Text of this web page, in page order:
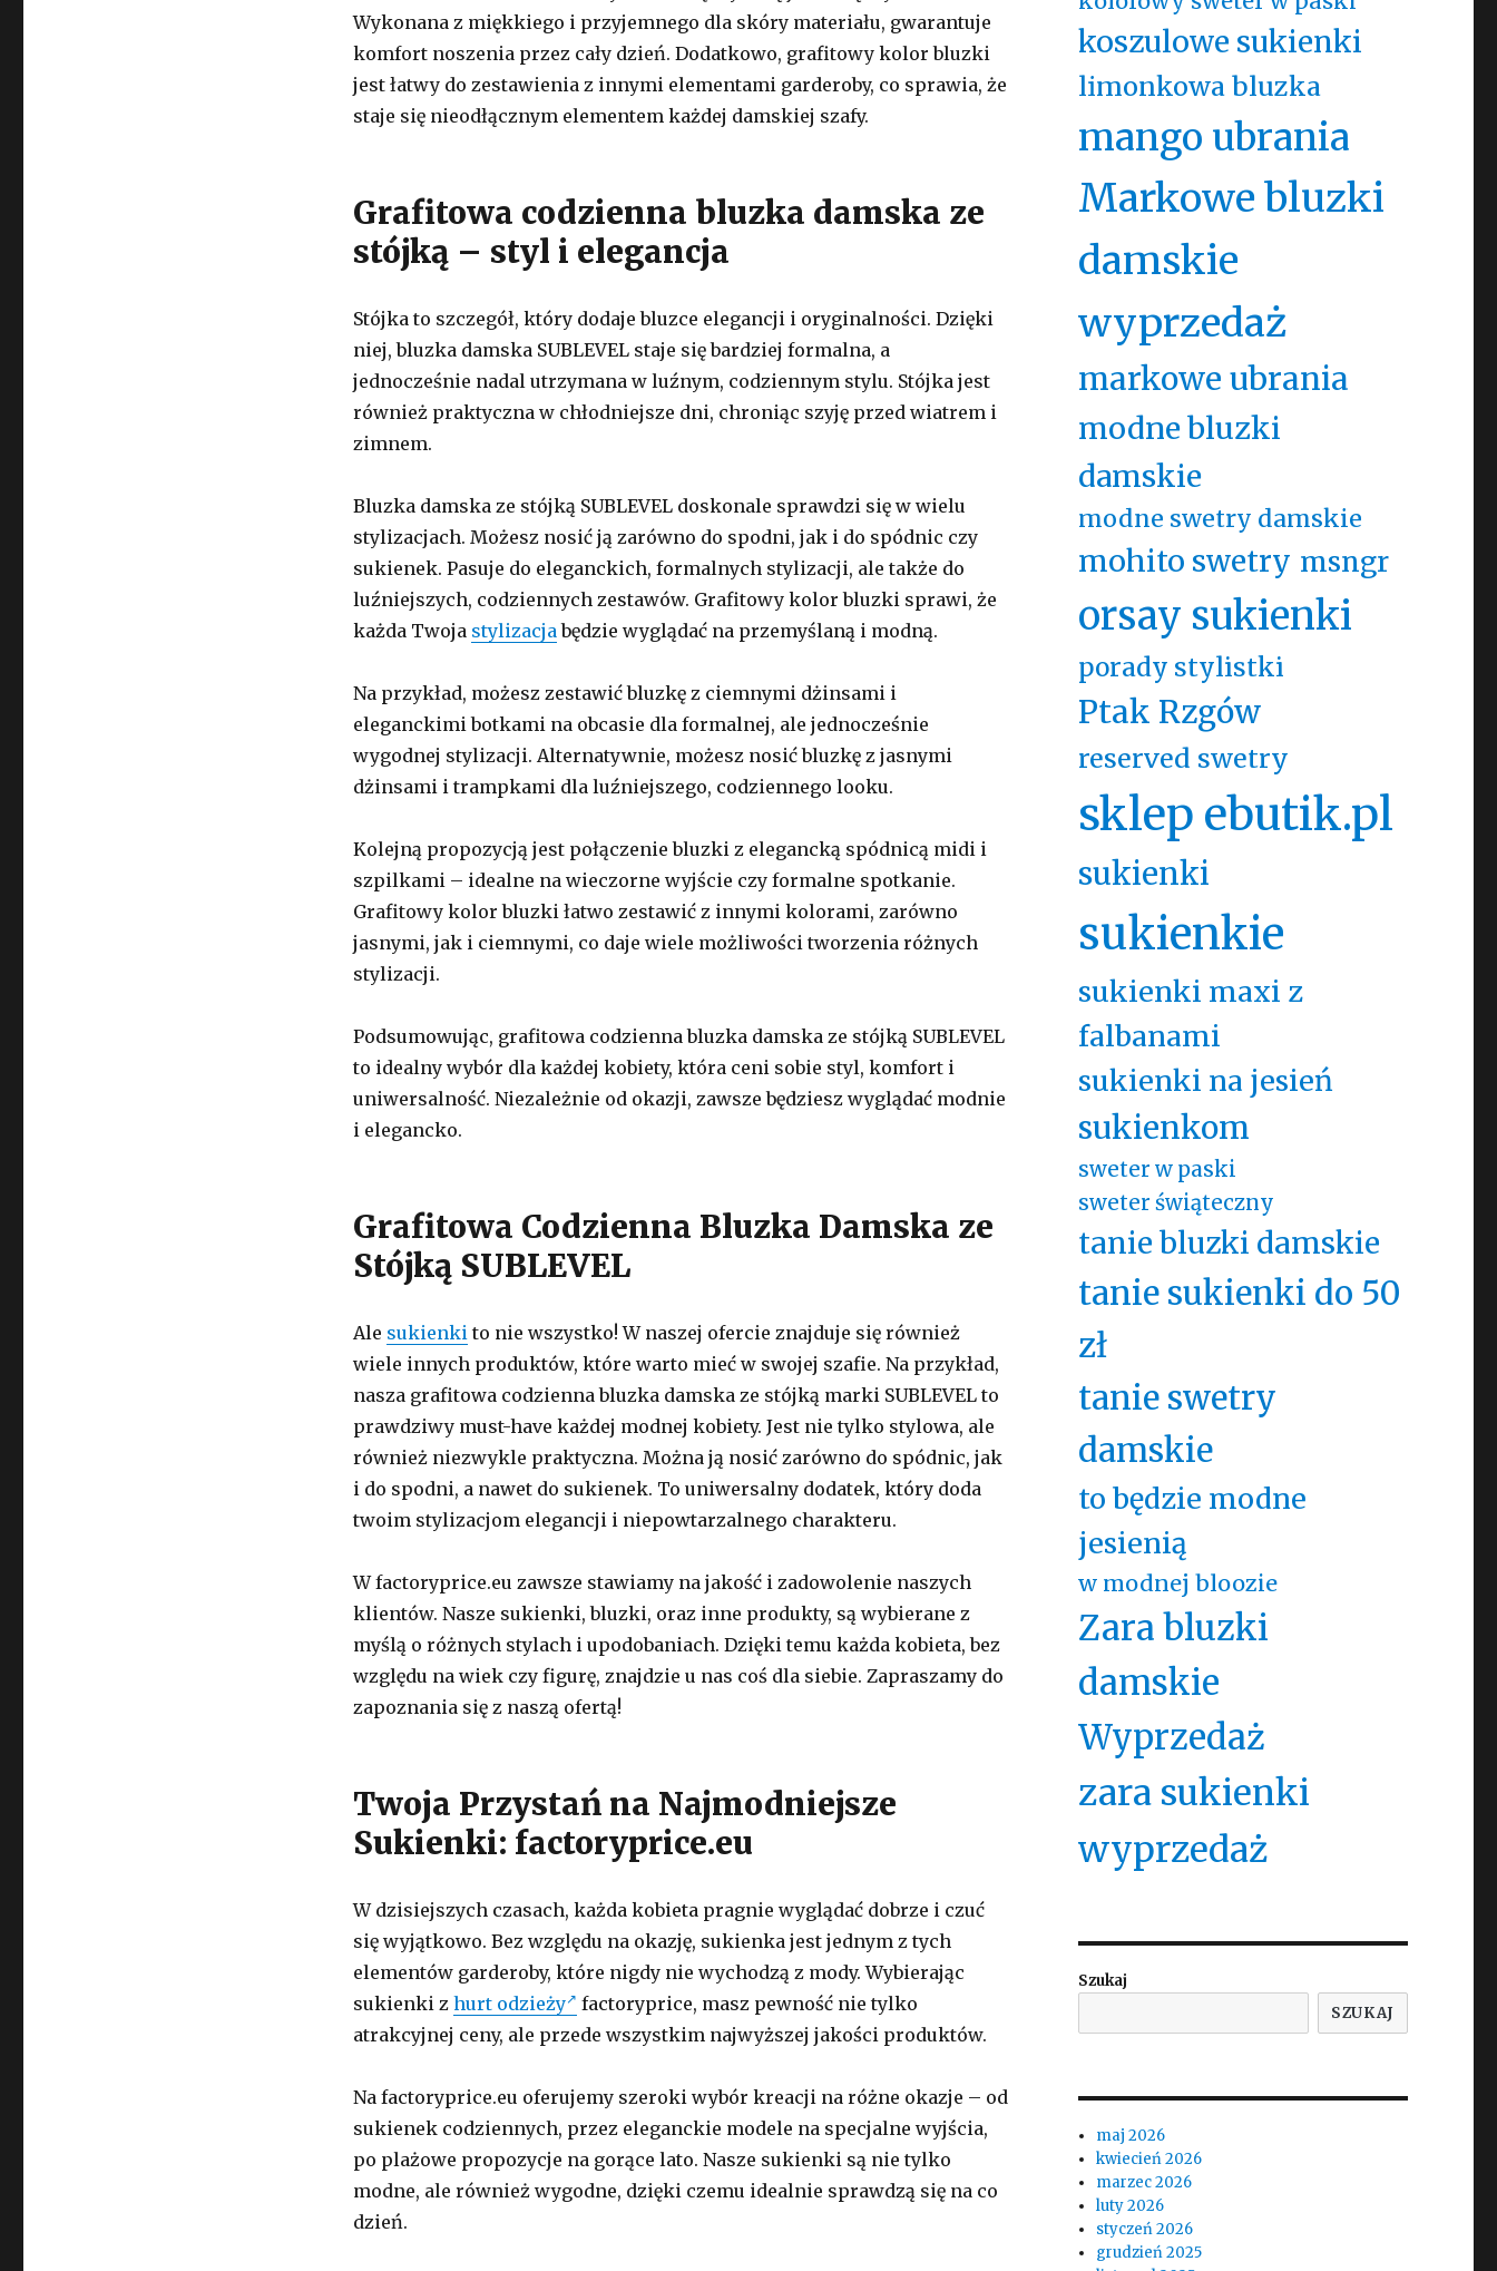
Wykonana z miękkiego i przyjemnego dla skóry materiału, gwarantuje
komfort noszenia przez cały dzień. Dodatkowo, grafitowy kolor bluzki
jest łatwy do zestawienia z innymi elementami garderoby, co sprawia, że
staje się nieodłącznym elementem każdej damskiej szafy.
Grafitowa codzienna bluzka damska ze
stójką – styl i elegancja
Stójka to szczegół, który dodaje bluzce elegancji i oryginalności. Dzięki
niej, bluzka damska SUBLEVEL staje się bardziej formalna, a
jednocześnie nadal utrzymana w luźnym, codziennym stylu. Stójka jest
również praktyczna w chłodniejsze dni, chroniąc szyję przed wiatrem i
zimnem.
Bluzka damska ze stójką SUBLEVEL doskonale sprawdzi się w wielu
stylizacjach. Możesz nosić ją zarówno do spodni, jak i do spódnic czy
sukienek. Pasuje do eleganckich, formalnych stylizacji, ale także do
luźniejszych, codziennych zestawów. Grafitowy kolor bluzki sprawi, że
każda Twoja stylizacjabędzie wyglądać na przemyślaną i modną.
Na przykład, możesz zestawić bluzkę z ciemnymi dżinsami i
eleganckimi botkami na obcasie dla formalnej, ale jednocześnie
wygodnej stylizacji. Alternatywnie, możesz nosić bluzkę z jasnymi
dżinsami i trampkami dla luźniejszego, codziennego looku.
Kolejną propozycją jest połączenie bluzki z elegancką spódnicą midi i
szpilkami – idealne na wieczorne wyjście czy formalne spotkanie.
Grafitowy kolor bluzki łatwo zestawić z innymi kolorami, zarówno
jasnymi, jak i ciemnymi, co daje wiele możliwości tworzenia różnych
stylizacji.
Podsumowując, grafitowa codzienna bluzka damska ze stójką SUBLEVEL
to idealny wybór dla każdej kobiety, która ceni sobie styl, komfort i
uniwersalność. Niezależnie od okazji, zawsze będziesz wyglądać modnie
i elegancko.
Grafitowa Codzienna Bluzka Damska ze
Stójką SUBLEVEL
Ale sukienkito nie wszystko! W naszej ofercie znajduje się również
wiele innych produktów, które warto mieć w swojej szafie. Na przykład,
nasza grafitowa codzienna bluzka damska ze stójką marki SUBLEVEL to
prawdziwy must-have każdej modnej kobiety. Jest nie tylko stylowa, ale
również niezwykle praktyczna. Można ją nosić zarówno do spódnic, jak
i do spodni, a nawet do sukienek. To uniwersalny dodatek, który doda
twoim stylizacjom elegancji i niepowtarzalnego charakteru.
W factoryprice.eu zawsze stawiamy na jakość i zadowolenie naszych
klientów. Nasze sukienki, bluzki, oraz inne produkty, są wybierane z
myślą o różnych stylach i upodobaniach. Dzięki temu każda kobieta, bez
względu na wiek czy figurę, znajdzie u nas coś dla siebie. Zapraszamy do
zapoznania się z naszą ofertą!
Twoja Przystań na Najmodniejsze
Sukienki: factoryprice.eu
W dzisiejszych czasach, każda kobieta pragnie wyglądać dobrze i czuć
się wyjątkowo. Bez względu na okazję, sukienka jest jednym z tych
elementów garderoby, które nigdy nie wychodzą z mody. Wybierając
sukienki z hurt odzieży
factoryprice, masz pewność nie tylko
atrakcyjnej ceny, ale przede wszystkim najwyższej jakości produktów.
Na factoryprice.eu oferujemy szeroki wybór kreacji na różne okazje – od
sukienek codziennych, przez eleganckie modele na specjalne wyjścia,
po plażowe propozycje na gorące lato. Nasze sukienki są nie tylko
modne, ale również wygodne, dzięki czemu idealnie sprawdzą się na co
dzień.
koszulowe sukienki
limonkowa bluzka
mango ubrania
Markowe bluzki
damskie
wyprzedaż
markowe ubrania
modne bluzki
damskie
modne swetry damskie
mohito swetry msngr
orsay sukienki
porady stylistki
Ptak Rzgów
reserved swetry
sklep ebutik.pl
sukienki
sukienkie
sukienki maxi z
falbanami
sukienki na jesień
sukienkom
sweter w paski
sweter świąteczny
tanie bluzki damskie
tanie sukienki do 50
zł
tanie swetry
damskie
to będzie modne
jesienią
w modnej bloozie
Zara bluzki
damskie
Wyprzedaż
zara sukienki
wyprzedaż
Szukaj
SZUKAJ
maj 2026
kwiecień 2026
marzec 2026
luty 2026
styczeń 2026
grudzień 2025